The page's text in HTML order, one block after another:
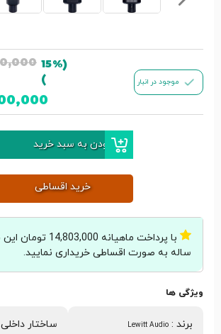
(15%
)
موجود در انبار
افزودن به سبد خرید
خرید اقساطی
با پرداخت ماهیانه
ساله به صورت اقساطی خریداری نمایید.
ویژگی ها
برند :
Lewitt Audio ساختار